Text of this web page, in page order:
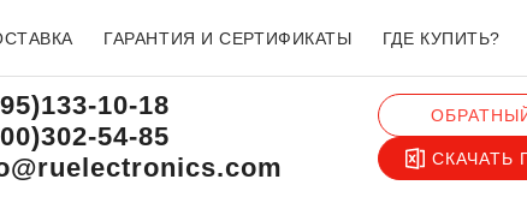
ГАРАНТИЯ И СЕРТИФИКАТЫ ГДЕ КУПИТЬ?
10-18
54-85
СКАЧАТЬ